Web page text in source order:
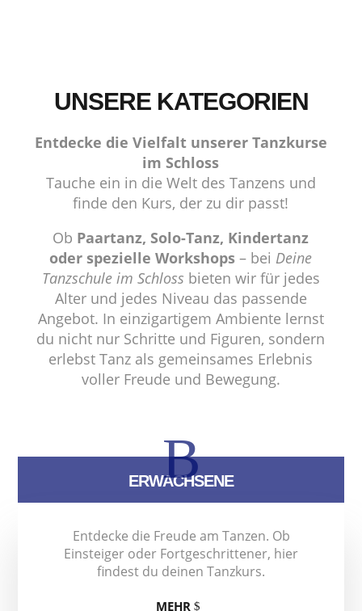
UNSERE KATEGORIEN
Entdecke die Vielfalt unserer Tanzkurse
im Schloss
Tauche ein in die Welt des Tanzens und
finde den Kurs, der zu dir passt!
Ob Paartanz, Solo-Tanz, Kindertanz
oder spezielle Workshops – bei Deine
Tanzschule im Schloss bieten wir für jedes
Alter und jedes Niveau das passende
Angebot. In einzigartigem Ambiente lernst
du nicht nur Schritte und Figuren, sondern
erlebst Tanz als gemeinsames Erlebnis
voller Freude und Bewegung.
B
ERWACHSENE
Entdecke die Freude am Tanzen. Ob
Einsteiger oder Fortgeschrittener, hier
findest du deinen Tanzkurs.
MEHR